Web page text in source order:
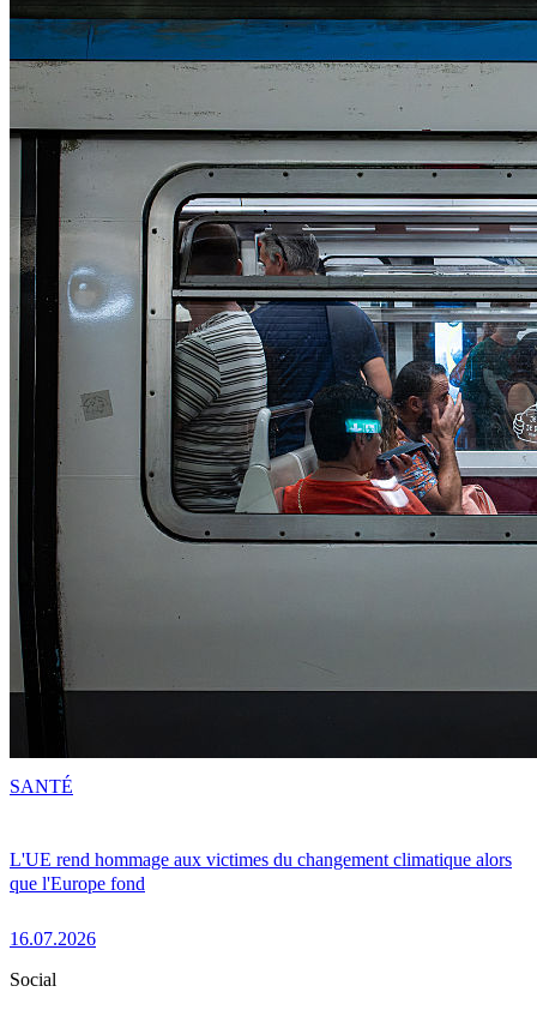
L'UE rend hommage aux victimes du changement climatique alors
que l'Europe fond
16.07.2026
SANTÉ
Social